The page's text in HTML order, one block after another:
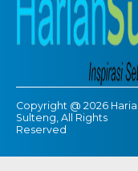
Copyright @ 2026
Sulteng, All Rights
Reserved